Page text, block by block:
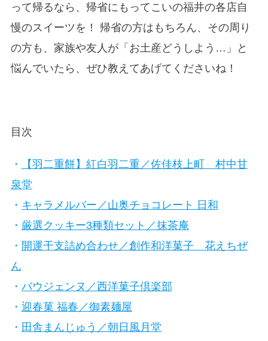
って帰るなら、帰省にもってこいの福井の各店自
慢のスイーツを！ 帰省の方はもちろん、その周り
の方も、家族や友人が「お土産どうしよう…」と
悩んでいたら、ぜひ教えてあげてくださいね！
目次
・
【羽二重餅】紅白羽二重／佐佳枝上町 村中甘
泉堂
・ キャラメルバー／山奥チョコレート 日和
・ 厳選クッキー3種類セット／抹茶庵
・ 開運干支詰め合わせ／創作和洋菓子 花えちぜ
ん
・ バウジェンヌ／西洋菓子倶楽部
・ 迎春菓 福春／御素麺屋
・ 田舎まんじゅう／朝日風月堂